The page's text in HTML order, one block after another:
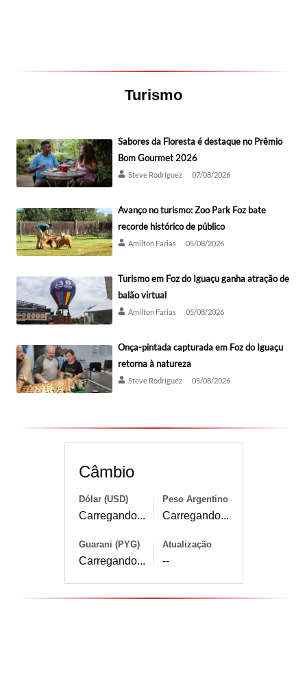
Turismo
Sabores da Floresta é destaque no Prêmio
Bom Gourmet 2026
Steve Rodríguez 07/08/2026
Avanço no turismo: Zoo Park Foz bate
recorde histórico de público
Amilton Farias 05/08/2026
Turismo em Foz do Iguaçu ganha atração de
balão virtual
Amilton Farias 05/08/2026
Onça-pintada capturada em Foz do Iguaçu
retorna à natureza
Steve Rodríguez 05/08/2026
Câmbio
Dólar (USD)
Carregando...
Peso Argentino
Carregando...
Guarani (PYG)
Carregando...
Atualização
--